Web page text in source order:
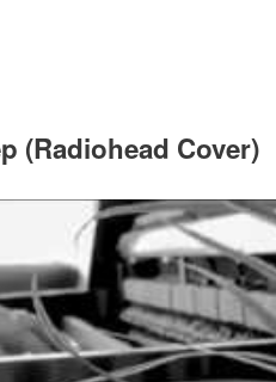
(Radiohead Cover)